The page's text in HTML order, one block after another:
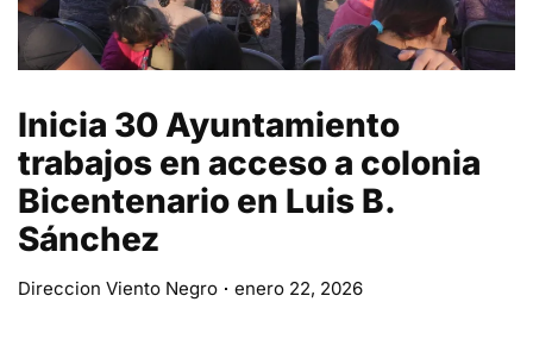
Inicia 30 Ayuntamiento
trabajos en acceso a colonia
Bicentenario en Luis B.
Sánchez
Direccion Viento Negro enero 22, 2026